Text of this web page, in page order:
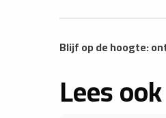
​​​​​​​​Blijf op de hoogte:
Lees ook